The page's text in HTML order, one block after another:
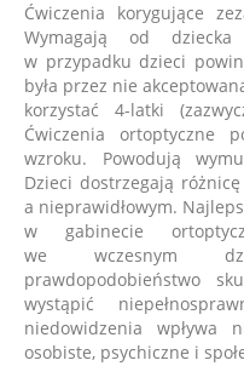
Ćwiczenia korygujące
Wymagają od
w przypadku dzieci
była przez nie
korzystać 4-latki
Ćwiczenia ortoptyczne
wzroku. Powodują
Dzieci dostrzegają
a nieprawidłowym.
w gabinecie
we wczesnym
prawdopodobieństwo
wystąpić
niedowidzenia wpływa
osobiste, psychiczne i